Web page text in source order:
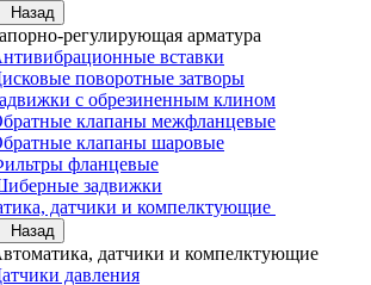
Назад
регулирующая арматура
вставки
поворотные затворы
с обрезиненным клином
клапаны межфланцевые
клапаны шаровые
фланцевые
задвижки
датчики и компелктующие
Назад
датчики и компелктующие
давления